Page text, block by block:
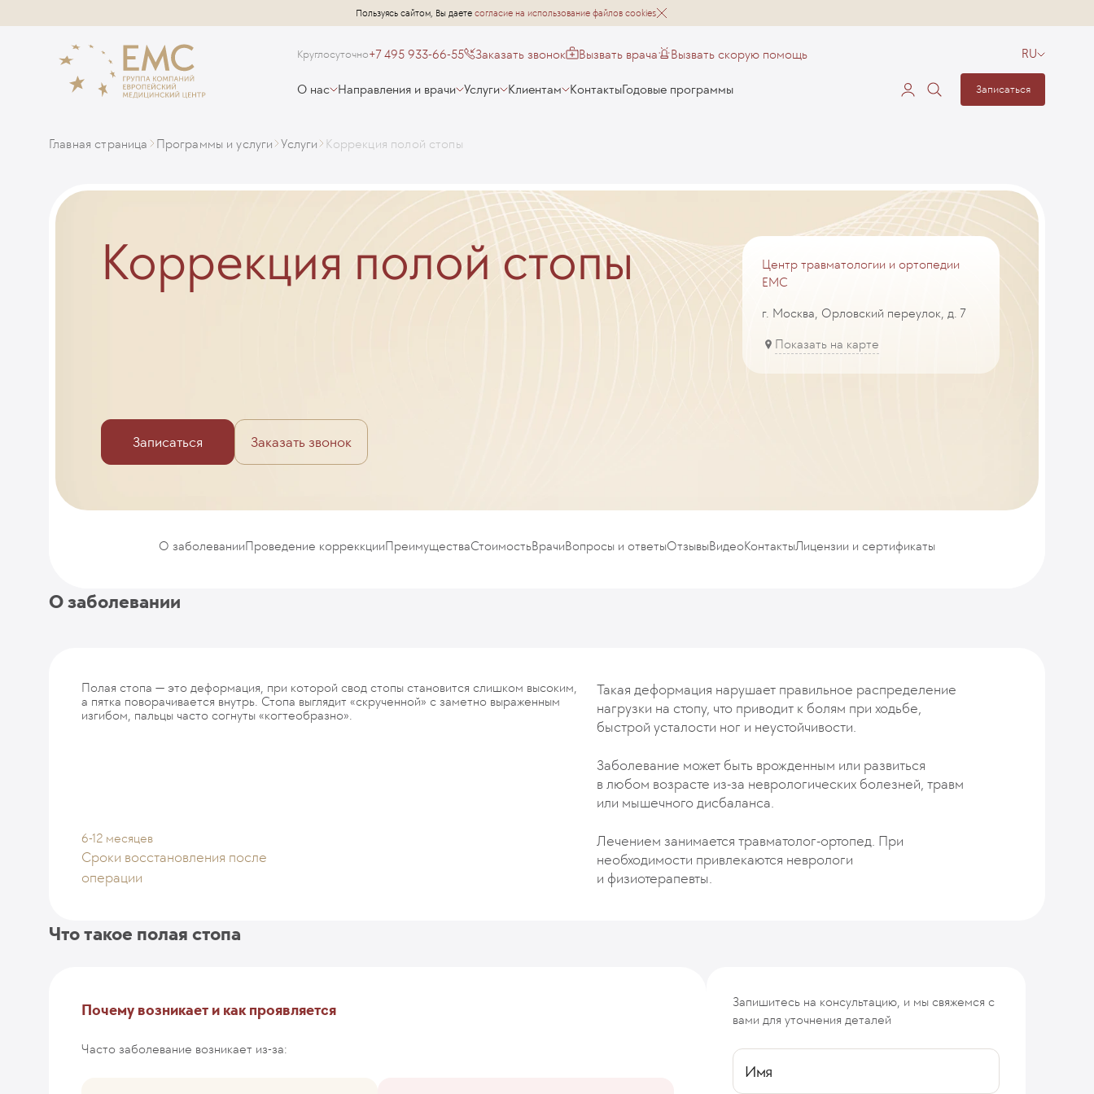
Пользуясь сайтом, Вы даете согласие на использование файлов cookies
Круглосуточно+7 495 933-66-55 Заказать звонок Вызвать врача Вызвать скорую помощь RU
О нас Направления и врачи Услуги Клиентам КонтактыГодовые программы Записаться
Главная страница Программы и услуги Услуги Коррекция полой стопы
Коррекция полой стопы
Записаться Заказать звонок
Центр травматологии и ортопедии
EMC
г. Москва, Орловский переулок, д. 7
Показать на карте
О заболеванииПроведение корреккцииПреимуществаСтоимостьВрачиВопросы и ответыОтзывыВидеоКонтактыЛицензии и сертификаты
О заболевании
Полая стопа — это деформация, при которой свод стопы становится слишком высоким,
а пятка поворачивается внутрь. Стопа выглядит «скрученной» с заметно выраженным
изгибом, пальцы часто согнуты «когтеобразно».
6-12 месяцев
Сроки восстановления после
операции
Такая деформация нарушает правильное распределение
нагрузки на стопу, что приводит к болям при ходьбе,
быстрой усталости ног и неустойчивости.
Заболевание может быть врожденным или развиться
в любом возрасте из-за неврологических болезней, травм
или мышечного дисбаланса.
Лечением занимается травматолог-ортопед. При
необходимости привлекаются неврологи
и физиотерапевты.
Что такое полая стопа
Почему возникает и как проявляется
Часто заболевание возникает из-за:
Запишитесь на консультацию, и мы свяжемся с
вами для уточнения деталей
Имя